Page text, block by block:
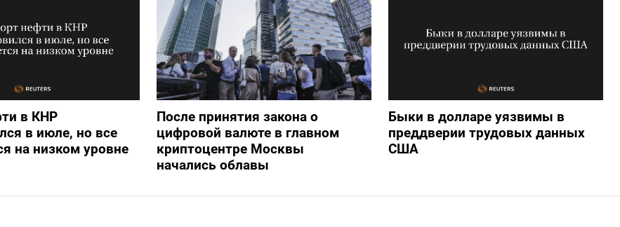
в КНР
в июле, но все
на низком уровне
После принятия закона о
цифровой валюте в главном
криптоцентре Москвы
начались облавы
Быки в долларе уязвимы в
преддверии трудовых данных
США